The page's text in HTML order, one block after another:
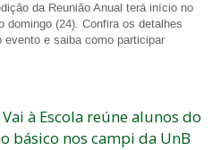
da Reunião Anual terá início no
domingo (24). Confira os detalhes
evento e saiba como participar
Vai à Escola reúne alunos do
básico nos campi da UnB